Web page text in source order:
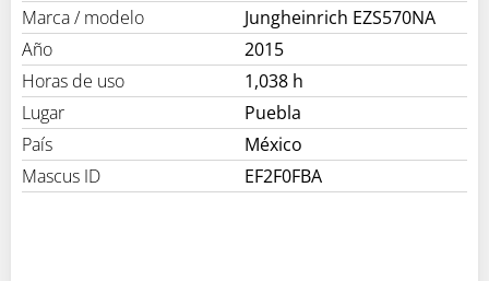
Marca / modelo
Jungheinrich EZS570NA
Año
2015
Horas de uso
1,038 h
Lugar
Puebla
País
México
Mascus ID
EF2F0FBA